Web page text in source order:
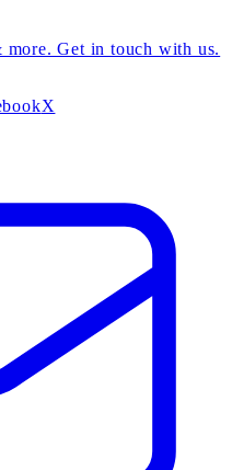
more. Get in touch with us.
X